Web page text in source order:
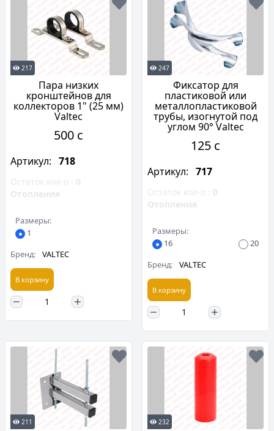
217
Пара низких
кронштейнов для
коллекторов 1" (25 мм)
Valtec
500 c
Артикул: 718
Остаток кол-о : 0
Отопления
Размеры:
1
Бренд:
VALTEC
В корзину
247
Фиксатор для
пластиковой или
металлопластиковой
трубы, изогнутой под
углом 90° Valtec
125 c
Артикул: 717
Остаток кол-о : 0
Отопления
Размеры:
16
20
Бренд:
VALTEC
В корзину
211 232